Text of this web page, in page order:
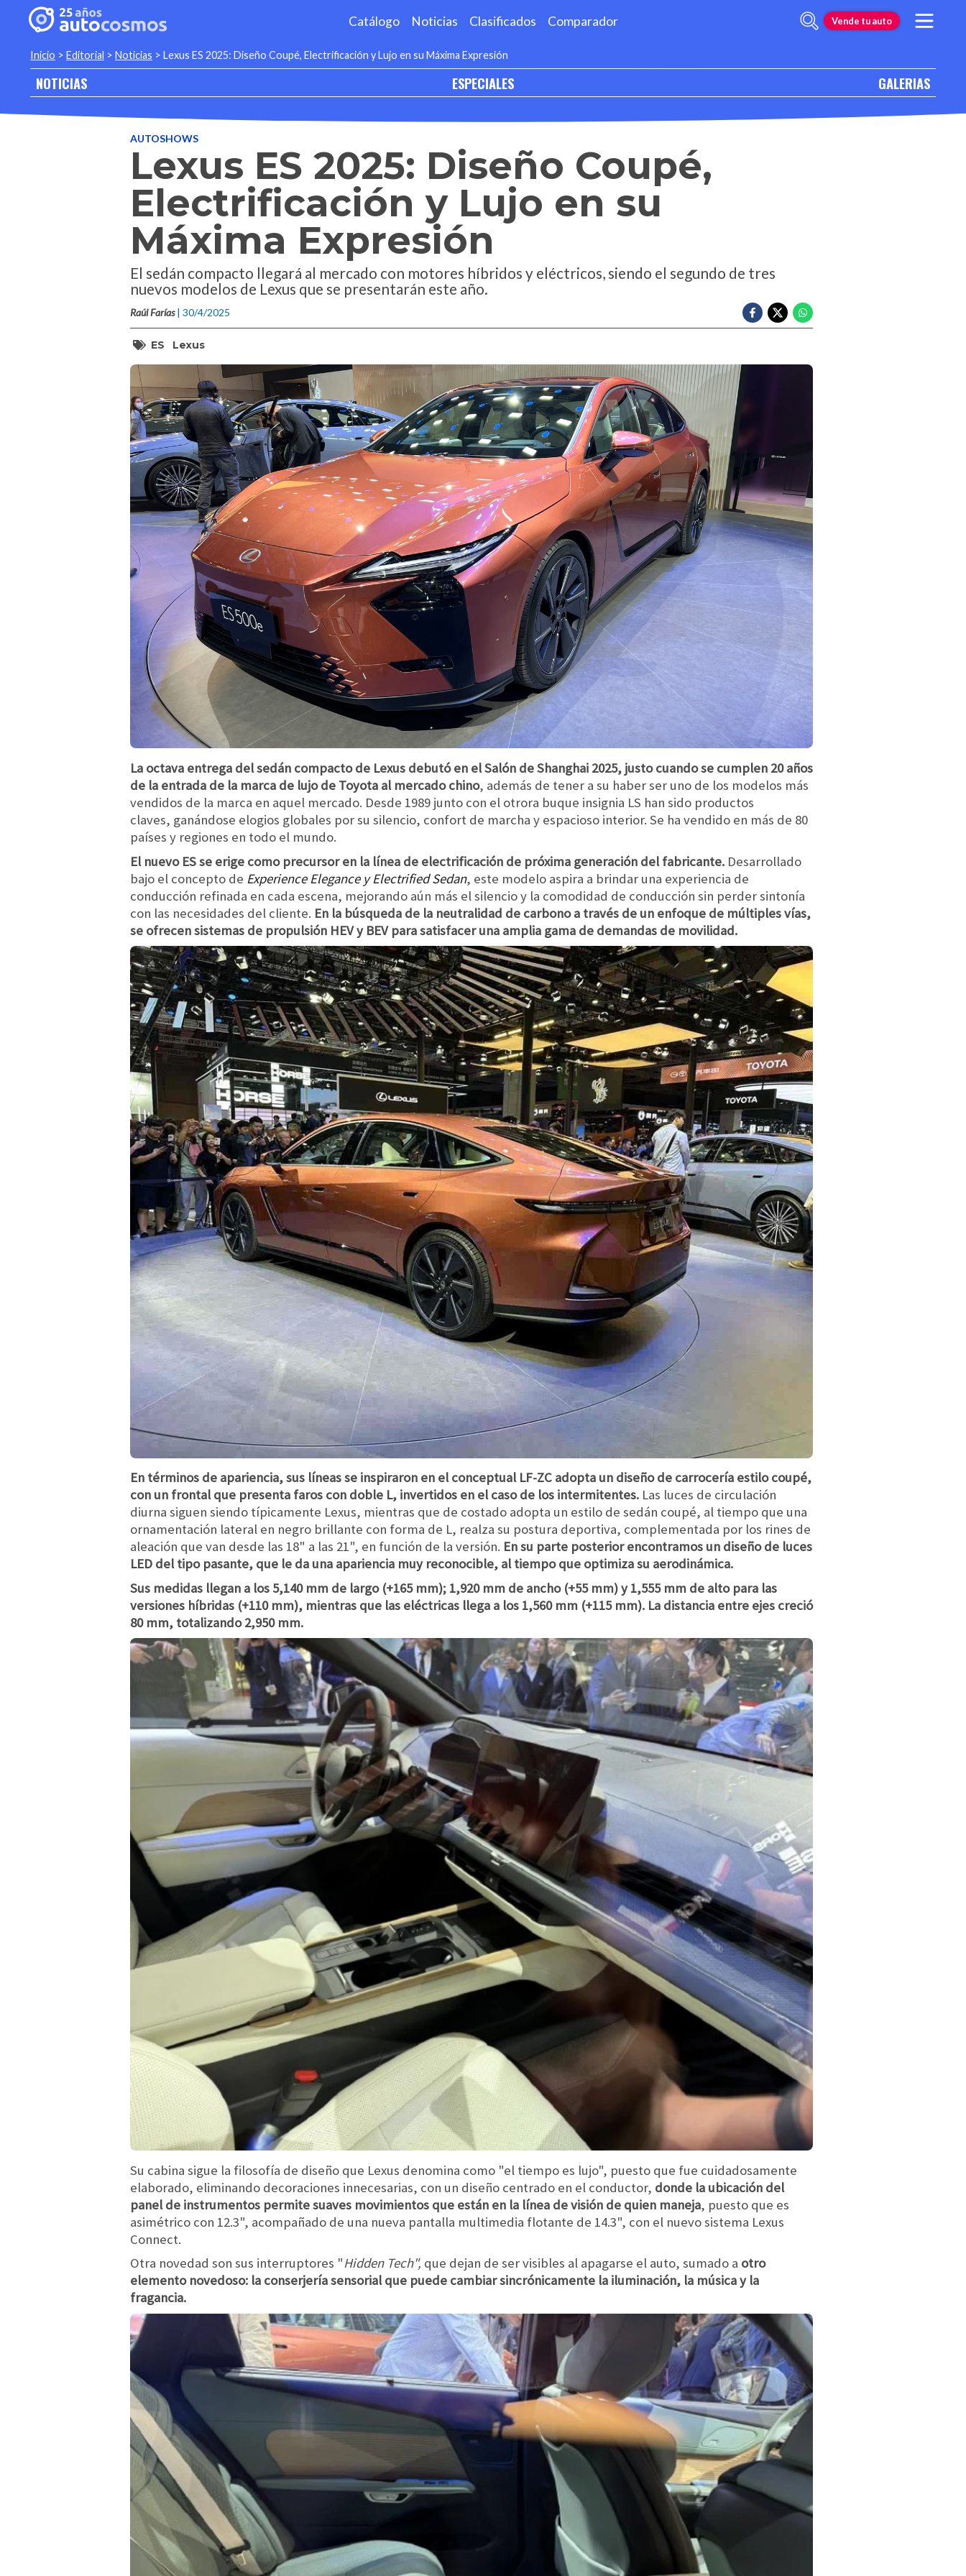
Catálogo Noticias Clasificados Comparador Vende tu auto
Inicio > Editorial > Noticias > Lexus ES 2025: Diseño Coupé, Electrificación y Lujo en su Máxima Expresión
NOTICIAS ESPECIALES GALERIAS
AUTOSHOWS
Lexus ES 2025: Diseño Coupé,
Electrificación y Lujo en su
Máxima Expresión
El sedán compacto llegará al mercado con motores híbridos y eléctricos, siendo el segundo de tres
nuevos modelos de Lexus que se presentarán este año.
Raúl Farías | 30/4/2025
ES Lexus
La octava entrega del sedán compacto de Lexus debutó en el Salón de Shanghai 2025, justo cuando se cumplen 20 años
de la entrada de la marca de lujo de Toyota al mercado chino, además de tener a su haber ser uno de los modelos más
vendidos de la marca en aquel mercado. Desde 1989 junto con el otrora buque insignia LS han sido productos
claves, ganándose elogios globales por su silencio, confort de marcha y espacioso interior. Se ha vendido en más de 80
países y regiones en todo el mundo.
El nuevo ES se erige como precursor en la línea de electrificación de próxima generación del fabricante. Desarrollado
bajo el concepto de Experience Elegance y Electrified Sedan, este modelo aspira a brindar una experiencia de
conducción refinada en cada escena, mejorando aún más el silencio y la comodidad de conducción sin perder sintonía
con las necesidades del cliente. En la búsqueda de la neutralidad de carbono a través de un enfoque de múltiples vías,
se ofrecen sistemas de propulsión HEV y BEV para satisfacer una amplia gama de demandas de movilidad.
En términos de apariencia, sus líneas se inspiraron en el conceptual LF-ZC adopta un diseño de carrocería estilo coupé,
con un frontal que presenta faros con doble L, invertidos en el caso de los intermitentes. Las luces de circulación
diurna siguen siendo típicamente Lexus, mientras que de costado adopta un estilo de sedán coupé, al tiempo que una
ornamentación lateral en negro brillante con forma de L, realza su postura deportiva, complementada por los rines de
aleación que van desde las 18" a las 21", en función de la versión. En su parte posterior encontramos un diseño de luces
LED del tipo pasante, que le da una apariencia muy reconocible, al tiempo que optimiza su aerodinámica.
Sus medidas llegan a los 5,140 mm de largo (+165 mm); 1,920 mm de ancho (+55 mm) y 1,555 mm de alto para las
versiones híbridas (+110 mm), mientras que las eléctricas llega a los 1,560 mm (+115 mm). La distancia entre ejes creció
80 mm, totalizando 2,950 mm.
Su cabina sigue la filosofía de diseño que Lexus denomina como "el tiempo es lujo", puesto que fue cuidadosamente
elaborado, eliminando decoraciones innecesarias, con un diseño centrado en el conductor, donde la ubicación del
panel de instrumentos permite suaves movimientos que están en la línea de visión de quien maneja, puesto que es
asimétrico con 12.3", acompañado de una nueva pantalla multimedia flotante de 14.3", con el nuevo sistema Lexus
Connect.
Otra novedad son sus interruptores "Hidden Tech", que dejan de ser visibles al apagarse el auto, sumado a otro
elemento novedoso: la conserjería sensorial que puede cambiar sincrónicamente la iluminación, la música y la
fragancia.